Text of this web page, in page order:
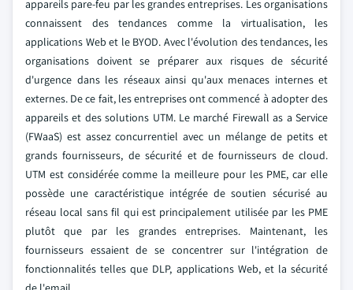
appareils pare-feu par les grandes entreprises. Les organisations
connaissent des tendances comme la virtualisation, les
applications Web et le BYOD. Avec l'évolution des tendances, les
organisations doivent se préparer aux risques de sécurité
d'urgence dans les réseaux ainsi qu'aux menaces internes et
externes. De ce fait, les entreprises ont commencé à adopter des
appareils et des solutions UTM. Le marché Firewall as a Service
(FWaaS) est assez concurrentiel avec un mélange de petits et
grands fournisseurs, de sécurité et de fournisseurs de cloud.
UTM est considérée comme la meilleure pour les PME, car elle
possède une caractéristique intégrée de soutien sécurisé au
réseau local sans fil qui est principalement utilisée par les PME
plutôt que par les grandes entreprises. Maintenant, les
fournisseurs essaient de se concentrer sur l'intégration de
fonctionnalités telles que DLP, applications Web, et la sécurité